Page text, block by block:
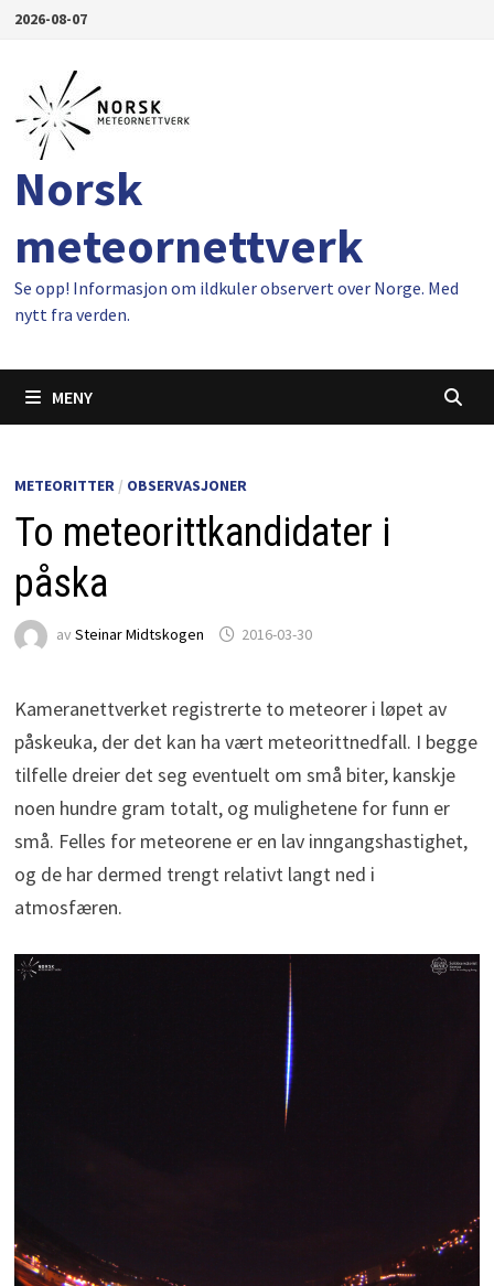
Gå2026-08-07
Norsk
meteornettverk
Se opp! Informasjon om ildkuler observert over Norge. Med
nytt fra verden.
MENY
METEORITTER/ OBSERVASJONER
To meteorittkandidater i
påska
av Steinar Midtskogen 2016-03-30
Kameranettverket registrerte to meteorer i løpet av
påskeuka, der det kan ha vært meteorittnedfall. I begge
tilfelle dreier det seg eventuelt om små biter, kanskje
noen hundre gram totalt, og mulighetene for funn er
små. Felles for meteorene er en lav inngangshastighet,
og de har dermed trengt relativt langt ned i
atmosfæren.